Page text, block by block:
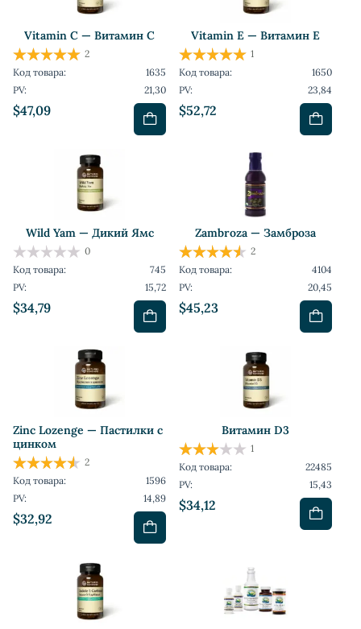
Vitamin C — Витамин C
$47,09
2
Код товара:
1635
PV:
21,30
Vitamin E — Витамин Е
$52,72
1
Код товара:
1650
PV:
23,84
Wild Yam — Дикий Ямс
$34,79
0
Код товара:
745
PV:
15,72
Zambroza — Замброза
$45,23
2
Код товара:
4104
PV:
20,45
Zinc Lozenge — Пастилки с
цинком
$32,92
2
Код товара:
1596
PV:
14,89
Витамин D3
$34,12
1
Код товара:
22485
PV:
15,43